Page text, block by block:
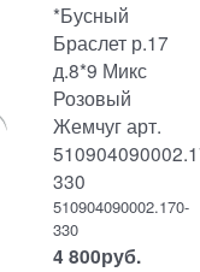
*Бусный
Браслет р.17
д.8*9 Микс
Розовый
Жемчуг арт.
330
510904090002.170-
330
4 800руб.